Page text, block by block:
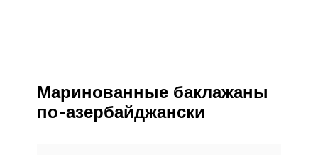
Маринованные баклажаны
по-азербайджански